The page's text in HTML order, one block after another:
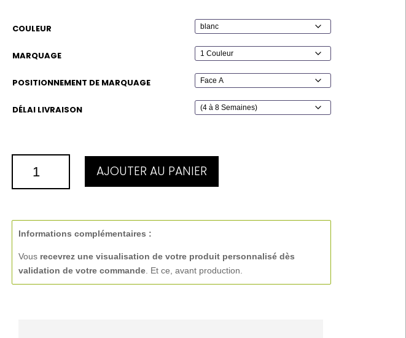
COULEUR
MARQUAGE
POSITIONNEMENT DE MARQUAGE
DÉLAI LIVRAISON
ASSIETTE
Ø9C15
AJOUTER AU PANIER
Informations complémentaires :
Vous recevrez une visualisation de votre produit personnalisé dès
validation de votre commande . Et ce, avant production.